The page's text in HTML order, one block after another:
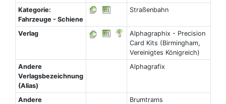
Kategorie:
Fahrzeuge - Schiene
Straßenbahn
Verlag
Alphagraphix - Precision
Card Kits (Birmingham,
Vereinigtes Königreich)
Andere
Verlagsbezeichnung
(Alias)
Alphagrafix
Andere
Brumtrams